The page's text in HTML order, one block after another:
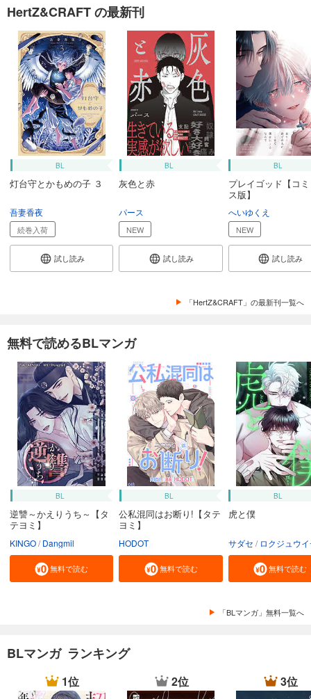
HertZ&CRAFT の最新刊
BL
灯台守とかもめの子 ３
吾妻香夜
続巻入荷
試し読み
BL
灰色と赤
パース
NEW
試し読み
BL
プレイゴッド【コ
ス版】
へいゆくえ
NEW
試し読み
「HertZ&CRAFT」の最新刊一覧へ
無料で読めるBLマンガ
BL
逆讐～かえりうち～【タ
テヨミ】
KINGO Dangmil
無料で読む
BL
公私混同はお断り!【タテ
ヨミ】
HODOT
無料で読む
BL
虎と僕
サダセ ロクジュウ
無料で読む
「BLマンガ」無料一覧へ
BLマンガ ランキング
1位 2位 3位